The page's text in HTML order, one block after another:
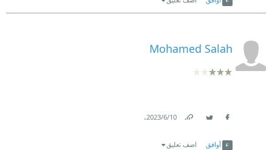
Mohamed Salah
10‏/6‏/2023
.
أوافق اضف تعليق